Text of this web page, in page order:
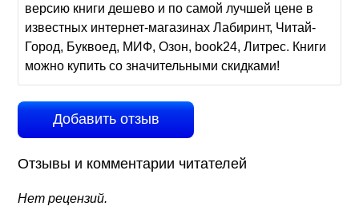
версию книги дешево и по самой лучшей цене в
известных интернет-магазинах Лабиринт, Читай-
Город, Буквоед, МИФ, Озон, book24, Литрес. Книги
можно купить со значительными скидками!
Добавить отзыв
Отзывы и комментарии читателей
Нет рецензий.